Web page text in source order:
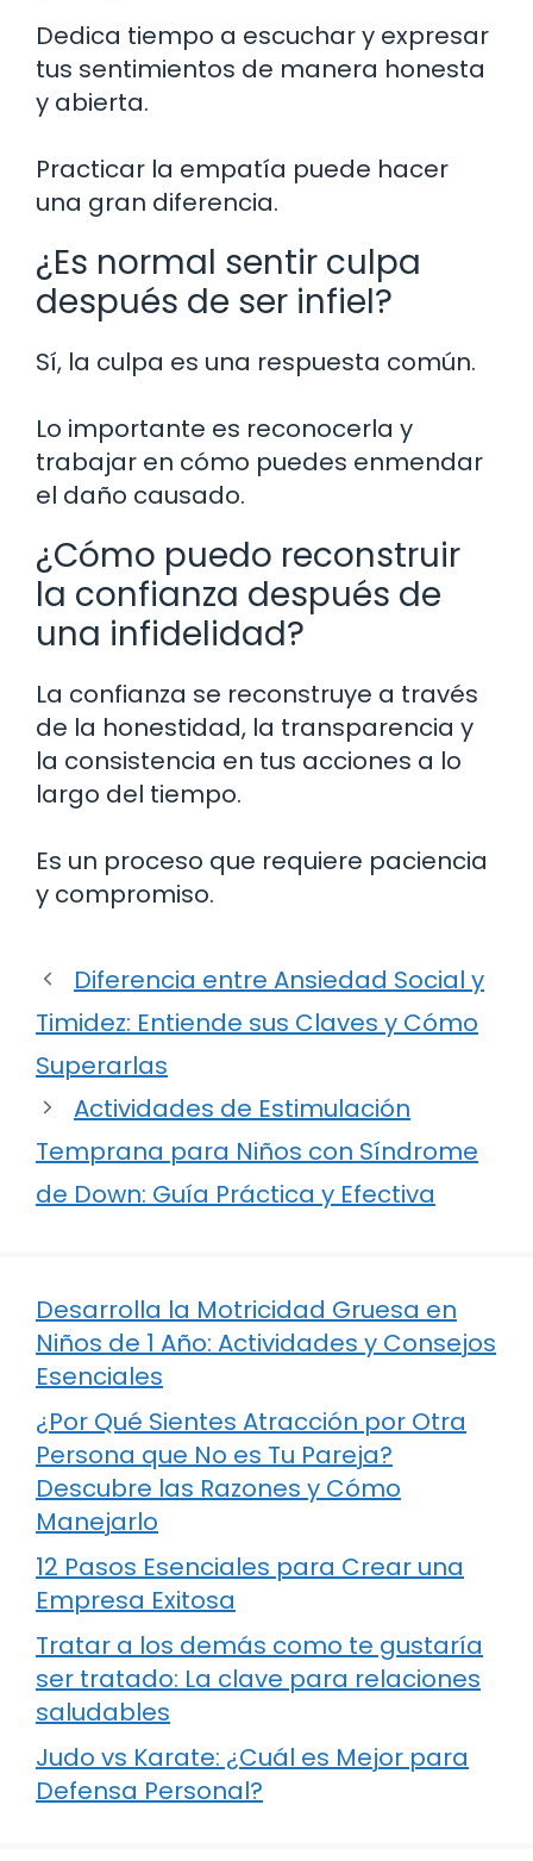
Dedica tiempo a escuchar y expresar
tus sentimientos de manera honesta
y abierta.
Practicar la empatía puede hacer
una gran diferencia.
¿Es normal sentir culpa
después de ser infiel?
Sí, la culpa es una respuesta común.
Lo importante es reconocerla y
trabajar en cómo puedes enmendar
el daño causado.
¿Cómo puedo reconstruir
la confianza después de
una infidelidad?
La confianza se reconstruye a través
de la honestidad, la transparencia y
la consistencia en tus acciones a lo
largo del tiempo.
Es un proceso que requiere paciencia
y compromiso.
Diferencia entre Ansiedad Social y
Timidez: Entiende sus Claves y Cómo
Superarlas
Actividades de Estimulación
Temprana para Niños con Síndrome
de Down: Guía Práctica y Efectiva
Desarrolla la Motricidad Gruesa en
Niños de 1 Año: Actividades y Consejos
Esenciales
¿Por Qué Sientes Atracción por Otra
Persona que No es Tu Pareja?
Descubre las Razones y Cómo
Manejarlo
12 Pasos Esenciales para Crear una
Empresa Exitosa
Tratar a los demás como te gustaría
ser tratado: La clave para relaciones
saludables
Judo vs Karate: ¿Cuál es Mejor para
Defensa Personal?